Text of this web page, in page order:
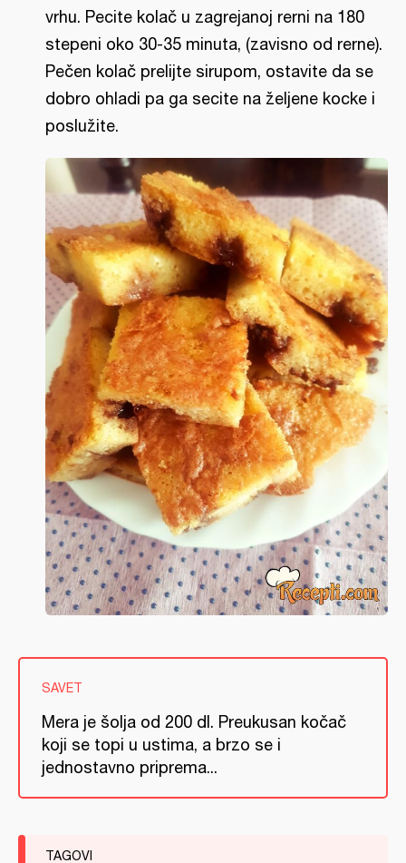
vrhu. Pecite kolač u zagrejanoj rerni na 180
stepeni oko 30-35 minuta, (zavisno od rerne).
Pečen kolač prelijte sirupom, ostavite da se
dobro ohladi pa ga secite na željene kocke i
poslužite.
SAVET
Mera je šolja od 200 dl. Preukusan kočač
koji se topi u ustima, a brzo se i
jednostavno priprema...
TAGOVI